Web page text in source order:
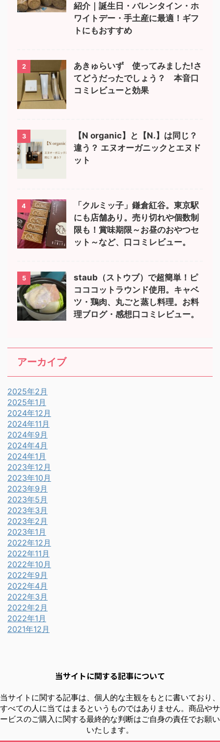
紹介｜誕生日・バレンタイン・ホ
ワイトデー・手土産に最適！ギフ
トにもおすすめ
2
あきゅらいず 使ってみました!さ
てどうだったでしょう？ 本音口
コミレビューと効果
3
【N organic】と【N.】は同じ？
違う？ エヌオーガニックとエヌド
ット
4
「クルミッ子」鎌倉紅谷。東京駅
にも店舗あり。売り切れや個数制
限も！賞味期限～お昼のおやつセ
ット～など、口コミレビュー。
5
staub（ストウブ）で超簡単！ピ
コココットラウンド使用。キャベ
ツ・鶏肉、丸ごと蒸し料理。お料
理ブログ・感想口コミレビュー。
アーカイブ
2025年2月
2025年1月
2024年12月
2024年11月
2024年9月
2024年4月
2024年1月
2023年12月
2023年10月
2023年9月
2023年5月
2023年3月
2023年2月
2023年1月
2022年12月
2022年11月
2022年10月
2022年9月
2022年4月
2022年3月
2022年2月
2022年1月
2021年12月
当サイトに関する記事について
当サイトに関する記事は、個人的な主観をもとに書いており、
すべての人に当てはまるというものではありません。商品やサ
ービスのご購入に関する最終的な判断はご自身の責任でお願い
いたします。